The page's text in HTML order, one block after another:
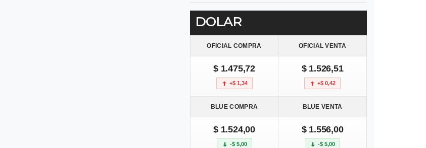
DOLAR
OFICIAL COMPRA OFICIAL VENTA
$ 1.475,72
+$ 1,34
$ 1.526,51
+$ 0,42
BLUE COMPRA BLUE VENTA
$ 1.524,00
-$ 5,00
$ 1.556,00
-$ 5,00